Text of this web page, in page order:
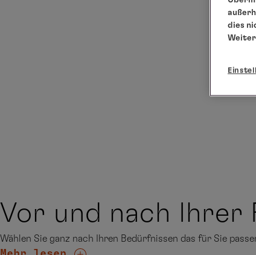
Vor und nach Ihrer
Wählen Sie ganz nach Ihren Bedürfnissen das für Sie
dies